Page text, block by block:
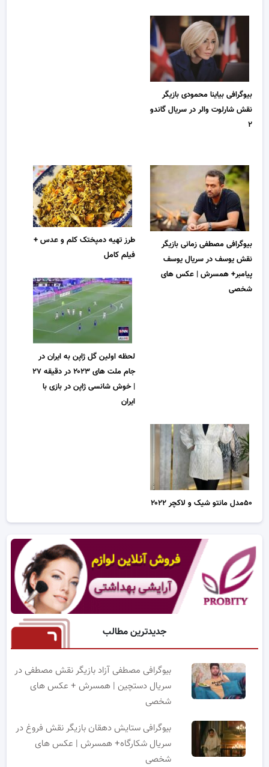
بیوگرافی بیاینا محمودی بازیگر
نقش شارلوت والر در سریال گاندو
۲
بیوگرافی مصطفی زمانی بازیگر
نقش یوسف در سریال یوسف
پیامبر+ همسرش | عکس های
شخصی
طرز تهیه دمپختک کلم و عدس +
فیلم کامل
لحظه اولین گل ژاپن به ایران در
جام ملت های ۲۰۲۳ در دقیقه ۲۷
| خوش شانسی ژاپن در بازی با
ایران
۵۰مدل مانتو شیک و لاکچر ۲۰۲۲
جدیدترین مطالب
بیوگرافی مصطفی آزاد بازیگر نقش مصطفی در
سریال دستچین | همسرش + عکس های
شخصی
بیوگرافی ستایش دهقان بازیگر نقش فروغ در
سریال شکارگاه+ همسرش | عکس های
شخصی